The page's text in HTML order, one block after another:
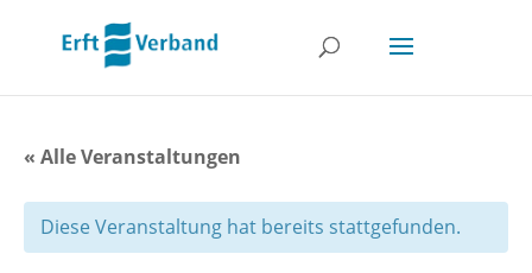
« Alle Veranstaltungen
Diese Veranstaltung hat bereits stattgefunden.